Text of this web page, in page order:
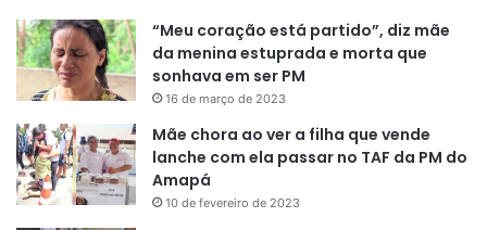
“Meu coração está partido”, diz mãe
da menina estuprada e morta que
sonhava em ser PM
16 de março de 2023
Mãe chora ao ver a filha que vende
lanche com ela passar no TAF da PM do
Amapá
10 de fevereiro de 2023